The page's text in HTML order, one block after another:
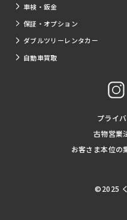
車検・鈑金
保証・オプション
ダブルツリーレンタカー
自動車買取
プライ
古物営業
お客さま本位の
©2025